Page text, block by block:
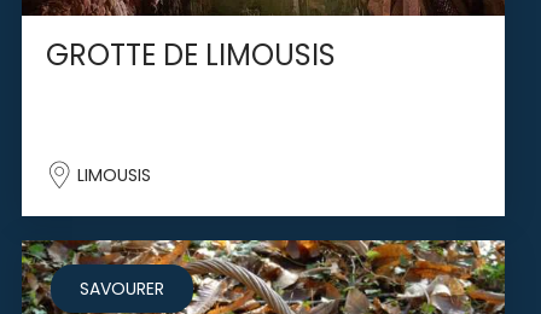
GROTTE DE LIMOUSIS
LIMOUSIS
SAVOURER